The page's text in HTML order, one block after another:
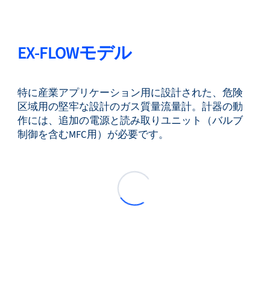
EX-FLOWモデル
特に産業アプリケーション用に設計された、危険
区域用の堅牢な設計のガス質量流量計。計器の動
作には、追加の電源と読み取りユニット（バルブ
制御を含むMFC用）が必要です。